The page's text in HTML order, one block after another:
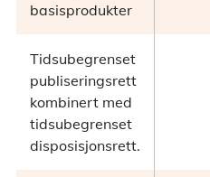
basisprodukter
Tidsubegrenset
publiseringsrett
kombinert med
tidsubegrenset
disposisjonsrett.